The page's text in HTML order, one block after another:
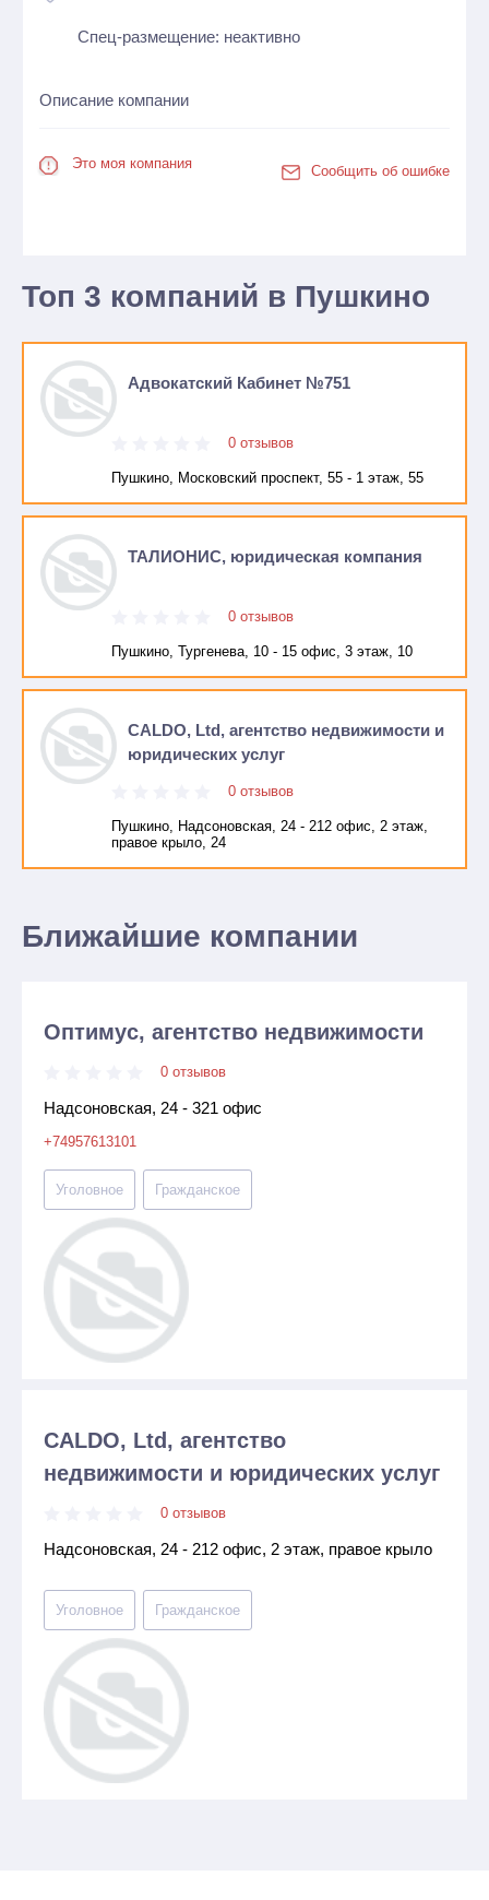
Спец-размещение: неактивно
Описание компании
Это моя компания Сообщить об ошибке
Топ 3 компаний в Пушкино
Адвокатский Кабинет №751
0 отзывов
Пушкино, Московский проспект, 55 - 1 этаж, 55
ТАЛИОНИС, юридическая компания
0 отзывов
Пушкино, Тургенева, 10 - 15 офис, 3 этаж, 10
CALDO, Ltd, агентство недвижимости и
юридических услуг
0 отзывов
Пушкино, Надсоновская, 24 - 212 офис, 2 этаж,
правое крыло, 24
Ближайшие компании
Оптимус, агентство недвижимости
0 отзывов
Надсоновская, 24 - 321 офис
+74957613101
Уголовное Гражданское
CALDO, Ltd, агентство
недвижимости и юридических услуг
0 отзывов
Надсоновская, 24 - 212 офис, 2 этаж, правое крыло
Уголовное Гражданское